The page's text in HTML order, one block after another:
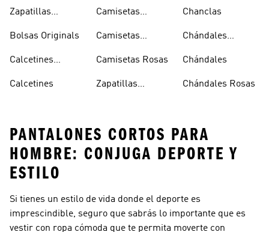
Zapatillas
Blancas
Bolsas Originals
Calcetines
Blancos
Calcetines
Camisetas
Camisetas
Camisetas Rosas
Zapatillas
Chanclas
Chándales
Chándales
Chándales Rosas
PANTALONES CORTOS PARA
HOMBRE: CONJUGA DEPORTE Y
ESTILO
Si tienes un estilo de vida donde el deporte es
imprescindible, seguro que sabrás lo importante que es
vestir con ropa cómoda que te permita moverte con